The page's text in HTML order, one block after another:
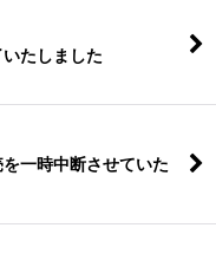
たしました
一時中断させていた